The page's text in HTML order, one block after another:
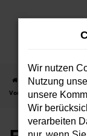
Zum
Startseite Ford
Vorführwagen bei
Wir nutzen
Nutzung
unsere
Wir
verarbeiten